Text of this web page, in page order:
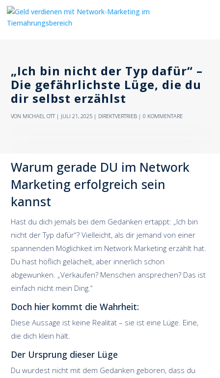
„Ich bin nicht der Typ dafür“ –
Die gefährlichste Lüge, die du
dir selbst erzählst
VON MICHAEL OTT| JULI 21, 2025 | DIREKTVERTRIEB |0 KOMMENTARE
Warum gerade DU im Network
Marketing erfolgreich sein
kannst
Hast du dich jemals bei dem Gedanken ertappt: „Ich bin
nicht der Typ dafür“? Vielleicht, als dir jemand von einer
spannenden Möglichkeit im Network Marketing erzählt hat.
Du hast höflich gelächelt, aber innerlich schon
abgewunken. „Verkaufen? Menschen ansprechen? Das ist
einfach nicht mein Ding.“
Doch hier kommt die Wahrheit:
Diese Aussage ist keine Realität – sie ist eine Lüge. Eine,
die dich klein hält.
Der Ursprung dieser Lüge
Du wurdest nicht mit dem Gedanken geboren, dass du